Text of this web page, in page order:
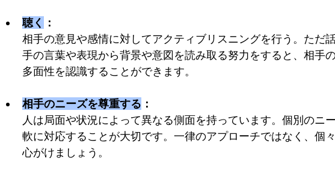
聴く
：
相手の意見や感情に対してアクティブリスニングを行う。ただ
手の言葉や表現から背景や意図を読み取る努力をすると、相手
多面性を認識することができます。
相手のニーズを尊重する ：
人は局面や状況によって異なる側面を持っています。個別のニ
軟に対応することが大切です。一律のアプローチではなく、個
心がけましょう。